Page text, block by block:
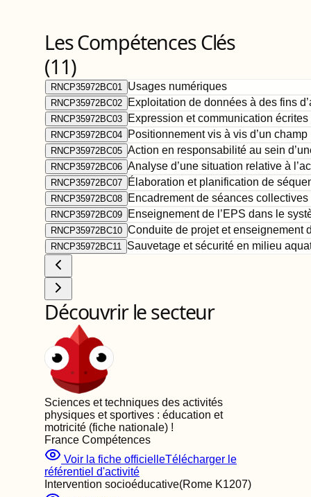
Les Compétences Clés
(11)
RNCP35972BC01 Usages numériques
RNCP35972BC02 Exploitation de données à des fins
RNCP35972BC03 Expression et communication écrites
RNCP35972BC04 Positionnement vis à vis d’un
RNCP35972BC05 Action en responsabilité au sein
RNCP35972BC06 Analyse d’une situation relative à
RNCP35972BC07 Élaboration et planification de
RNCP35972BC08 Encadrement de séances
RNCP35972BC09 Enseignement de l’EPS dans le
RNCP35972BC10 Conduite de projet et enseignement
RNCP35972BC11 Sauvetage et sécurité en milieu
Découvrir le secteur
Sciences et techniques des activités
physiques et sportives : éducation et
motricité (fiche nationale) !
France Compétences
Voir la fiche officielleTélécharger le
référentiel d'activité
Intervention socioéducative(Rome K1207)